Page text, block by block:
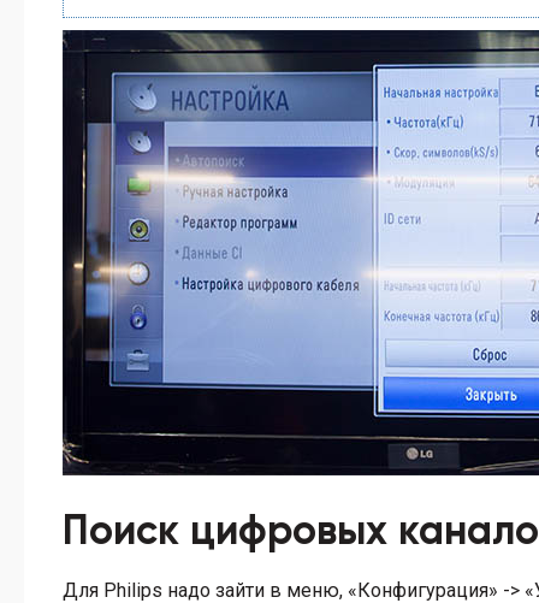
Поиск цифровых
Для Philips надо зайти в меню, «Конфигурация» ->